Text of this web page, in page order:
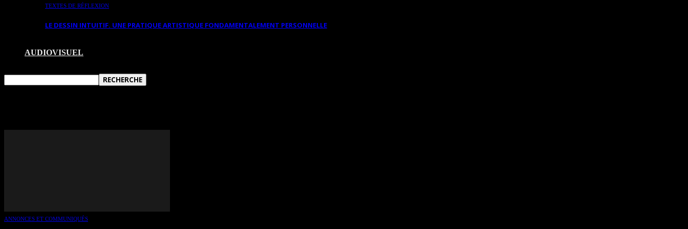
TEXTES DE RÉFLEXION
LE DESSIN INTUITIF. UNE PRATIQUE ARTISTIQUE FONDAMENTALEMENT PERSONNELLE
AUDIOVISUEL
ANNONCES ET COMMUNIQUÉS